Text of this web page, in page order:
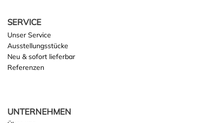
SERVICE
Unser Service
Ausstellungsstücke
Neu & sofort lieferbar
Referenzen
UNTERNEHMEN